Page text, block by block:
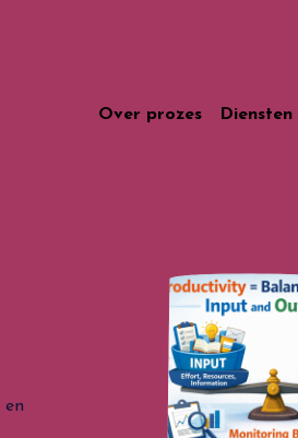
Over prozes Diensten
en